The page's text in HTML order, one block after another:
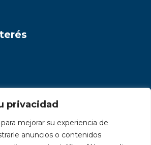
privacidad
mejorar su experiencia de
anuncios o contenidos